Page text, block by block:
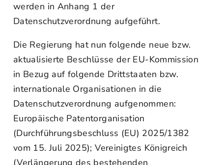
werden in Anhang 1 der
Datenschutzverordnung aufgeführt.
Die Regierung hat nun folgende neue bzw.
aktualisierte Beschlüsse der EU-Kommission
in Bezug auf folgende Drittstaaten bzw.
internationale Organisationen in die
Datenschutzverordnung aufgenommen:
Europäische Patentorganisation
(Durchführungsbeschluss (EU) 2025/1382
vom 15. Juli 2025); Vereinigtes Königreich
(Verlängerung des bestehenden